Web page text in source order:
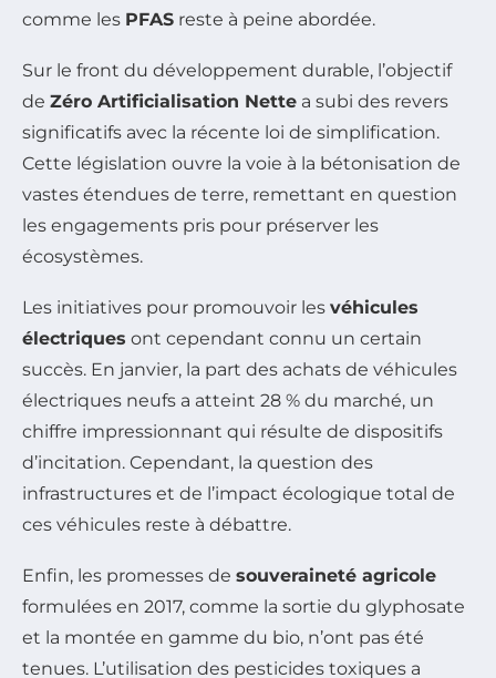
comme les PFAS reste à peine abordée.
Sur le front du développement durable, l’objectif
de Zéro Artificialisation Nette a subi des revers
significatifs avec la récente loi de simplification.
Cette législation ouvre la voie à la bétonisation de
vastes étendues de terre, remettant en question
les engagements pris pour préserver les
écosystèmes.
Les initiatives pour promouvoir les véhicules
électriques ont cependant connu un certain
succès. En janvier, la part des achats de véhicules
électriques neufs a atteint 28 % du marché, un
chiffre impressionnant qui résulte de dispositifs
d’incitation. Cependant, la question des
infrastructures et de l’impact écologique total de
ces véhicules reste à débattre.
Enfin, les promesses de souveraineté agricole
formulées en 2017, comme la sortie du glyphosate
et la montée en gamme du bio, n’ont pas été
tenues. L’utilisation des pesticides toxiques a